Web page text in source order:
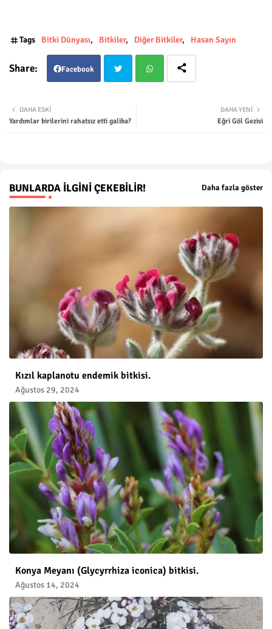
Tags Bitki Dünyası Bitkiler Diğer Bitkiler Hasan Sayın
Facebook
ter
DAHA YENI
Eğri Göl Gezisi
DAHA ESKI
​Yardımlar birilerini rahatsız etti galiba?
BUNLARDA İLGINI ÇEKEBILIR! Daha fazla göster
Kızıl kaplanotu endemik bitkisi.
Ağustos 29, 2024
Konya Meyanı (Glycyrrhiza iconica) bitkisi.
Ağustos 14, 2024